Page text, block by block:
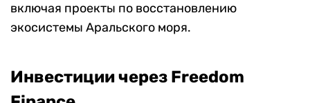
включая проекты по восстановлению
экосистемы Аральского моря.
Инвестиции через Freedom